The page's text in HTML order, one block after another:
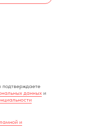
подтверждаете
данных и
и